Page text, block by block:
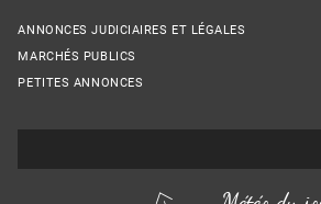
ANNONCES JUDICIAIRES ET LÉGALES
MARCHÉS PUBLICS
PETITES ANNONCES